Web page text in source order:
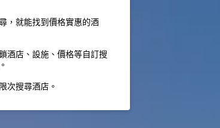
，就能找到價格實惠的酒
酒店、設施、價格等自訂搜
次搜尋酒店。